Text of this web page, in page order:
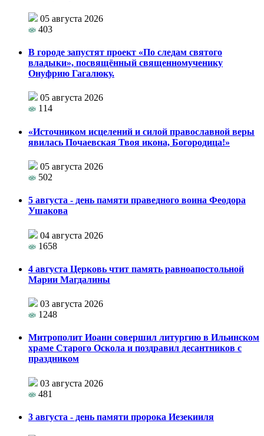
05 августа 2026
403
В городе запустят проект «По следам святого
владыки», посвящённый священномученику
Онуфрию Гагалюку.
05 августа 2026
114
«Источником исцелений и силой православной веры
явилась Почаевская Твоя икона, Богородица!»
05 августа 2026
502
5 августа - день памяти праведного воина Феодора
Ушакова
04 августа 2026
1658
4 августа Церковь чтит память равноапостольной
Марии Магдалины
03 августа 2026
1248
Митрополит Иоанн совершил литургию в Ильинском
храме Старого Оскола и поздравил десантников с
праздником
03 августа 2026
481
3 августа - день памяти пророка Иезекииля